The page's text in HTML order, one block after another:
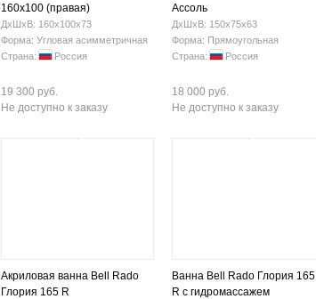
160х100 (правая)
ДхШхВ: 160х100х73
Форма: Угловая асимметричная
Страна:
Россия
19 300 руб.
Не доступно к заказу
Ассоль
ДхШхВ: 150х75х63
Форма: Прямоугольная
Страна:
Россия
18 000 руб.
Не доступно к заказу
Акриловая ванна Bell Rado
Глория 165 R
Ванна Bell Rado Глория 165
R с гидромассажем